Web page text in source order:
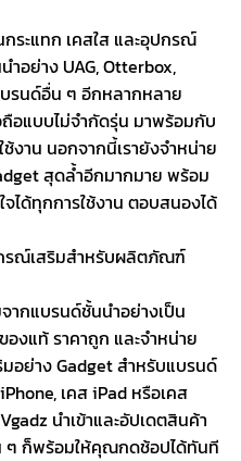
ระแทก เคสใส และอุปกรณ์
อย่าง UAG, Otterbox,
รนด์อื่น ๆ อีกหลากหลาย
อแบบไม่จำกัดรุ่น มาพร้อมกับ
งาน นอกจากนี้เรายังจำหน่าย
สุดล้ำอีกมากมาย พร้อม
ได้ทุกการใช้งาน ตอบสนองได้
รณ์เสริมสำหรับผลิตภัณฑ์
กแบรนด์ชั้นนำอย่างเป็น
งแท้ ราคาถูก และจำหน่าย
ย่าง Gadget สำหรับแบรนด์
เคส iPad หรือเคส
นำเข้าและอัปเดตสินค้า
ๆ ก็พร้อมให้คุณกดช้อปได้ทันที